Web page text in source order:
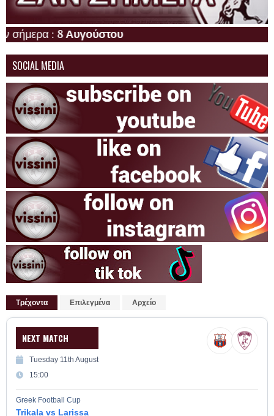
:8 Αυγούστου
SOCIAL MEDIA
Τρέχοντα Επιλεγμένα Αρχείο
NEXT MATCH
Tuesday 11th August
15:00
Greek Football Cup
Trikala vs Larissa